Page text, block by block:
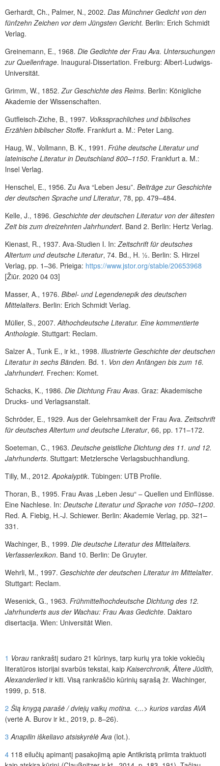
Gerhardt, Ch., Palmer, N., 2002. Das Münchner Gedicht von den
fünfzehn Zeichen vor dem Jüngsten Gericht. Berlin: Erich Schmidt
Verlag.
Greinemann, E., 1968. Die Gedichte der Frau Ava. Untersuchungen
zur Quellenfrage. Inaugural-Dissertation. Freiburg: Albert-Ludwigs-
Universität.
Grimm, W., 1852.Zur Geschichte des Reims. Berlin: Königliche
Akademie der Wissenschaften.
Gutfleisch-Ziche, B., 1997. Volkssprachliches und biblisches
Erzählen biblischer Stoffe. Frankfurt a. M.: Peter Lang.
Haug, W., Vollmann, B. K., 1991. Frühe deutsche Literatur und
lateinische Literatur in Deutschland 800–1150. Frankfurt a. M.:
Insel Verlag.
Henschel, E., 1956. Zu Ava “Leben Jesu”. Beiträge zur Geschichte
der deutschen Sprache und Literatur, 78, pp. 479–484.
Kelle, J., 1896. Geschichte der deutschen Literatur von der ältesten
Zeit bis zum dreizehnten Jahrhundert. Band 2. Berlin: Hertz Verlag.
Kienast, R., 1937. Ava-Studien I. In:Zeitschrift für deutsches
Altertum und deutsche Literatur, 74. Bd., H. ½. Berlin: S. Hirzel
Verlag, pp. 1–36. Prieiga: https://www.jstor.org/stable/20653968
[Žiūr. 2020 04 03]
Masser, A., 1976. Bibel- und Legendenepik des deutschen
Mittelalters. Berlin: Erich Schmidt Verlag.
Müller, S., 2007.Althochdeutsche Literatur. Eine kommentierte
Anthologie. Stuttgart: Reclam.
Salzer A., Tunk E., ir kt., 1998. Illustrierte Geschichte der deutschen
Literatur in sechs Bänden. Bd. 1. Von den Anfängen bis zum 16.
Jahrhundert. Frechen: Komet.
Schacks, K., 1986. Die Dichtung Frau Avas. Graz: Akademische
Drucks- und Verlagsanstalt.
Schröder, E., 1929. Aus der Gelehrsamkeit der Frau Ava.Zeitschrift
für deutsches Altertum und deutsche Literatur, 66, pp. 171–172.
Soeteman, C., 1963. Deutsche geistliche Dichtung des 11. und 12.
Jahrhunderts. Stuttgart: Metzlersche Verlagsbuchhandlung.
Tilly, M., 2012.Apokalyptik. Tübingen: UTB Profile.
Thoran, B., 1995. Frau Avas „Leben Jesu“ – Quellen und Einflüsse.
Eine Nachlese. In: Deutsche Literatur und Sprache von 1050–1200.
Red. A. Fiebig, H.-J. Schiewer. Berlin: Akademie Verlag, pp. 321–
331.
Wachinger, B., 1999. Die deutsche Literatur des Mittelalters.
Verfasserlexikon. Band 10. Berlin: De Gruyter.
Wehrli, M., 1997. Geschichte der deutschen Literatur im Mittelalter.
Stuttgart: Reclam.
Wesenick, G., 1963. Frühmittelhochdeutsche Dichtung des 12.
Jahrhunderts aus der Wachau: Frau Avas Gedichte. Daktaro
disertacija. Wien: Universität Wien.
1 Vorau rankraštį sudaro 21 kūrinys, tarp kurių yra tokie vokiečių
literatūros istorijai svarbūs tekstai, kaip Kaiserchronik,Ältere Jüdith,
Alexanderliedir kiti. Visą rankraščio kūrinių sąrašą žr. Wachinger,
1999, p. 518.
2 Šią knygą parašė / dviejų vaikų motina. <...> kurios vardas AVA
(vertė A. Burov ir kt., 2019, p. 8–26).
3 Anapilin iškeliavo atsiskyrėlė Ava (lot.).
4 118 eilučių apimantį pasakojimą apie Antikristą priimta traktuoti